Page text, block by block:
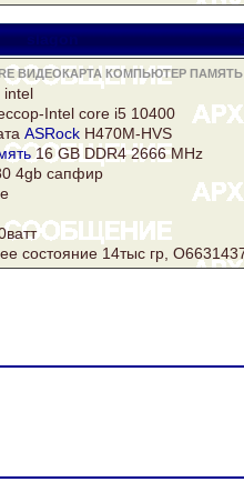
slagon
ВИДЕОКАРТА КОМПЬЮТЕР ПАМЯТЬ
intel
Intel core i5 10400
ASRock H470M-HVS
16 GB DDR42666 MHz
4gb сапфир
состояние 14тыс гр,